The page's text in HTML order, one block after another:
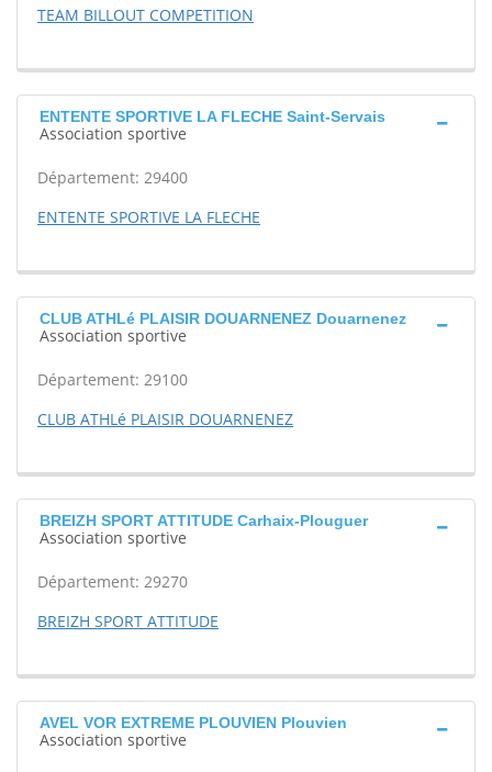
TEAM BILLOUT COMPETITION
ENTENTE SPORTIVE LA FLECHE Saint-Servais
Association sportive
Département: 29400
ENTENTE SPORTIVE LA FLECHE
CLUB ATHLé PLAISIR DOUARNENEZ Douarnenez
Association sportive
Département: 29100
CLUB ATHLé PLAISIR DOUARNENEZ
BREIZH SPORT ATTITUDE Carhaix-Plouguer
Association sportive
Département: 29270
BREIZH SPORT ATTITUDE
AVEL VOR EXTREME PLOUVIEN Plouvien
Association sportive